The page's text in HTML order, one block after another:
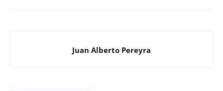
Juan Alberto Pereyra